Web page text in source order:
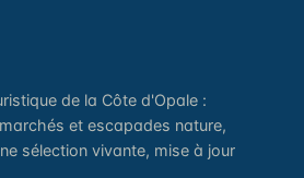
de la Côte d'Opale :
et escapades nature,
sélection vivante, mise à jour